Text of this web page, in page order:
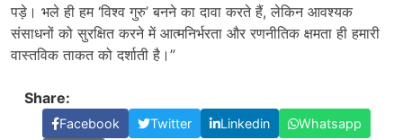
पड़े। भले ही हम ‘विश्व गुरु’ बनने का दावा करते हैं,लेकिन आवश्यक
संसाधनों को सुरक्षित करने में आत्मनिर्भरता और रणनीतिक क्षमता ही हमारी
वास्तविक ताकत को दर्शाती है।”
Share:
Facebook Twitter Linkedin
Whatsapp